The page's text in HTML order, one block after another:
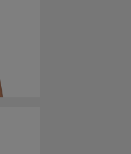
dass die gesetzten Ziele
von der Herkunft.“
Journalistin und Lehrerin